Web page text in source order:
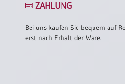
ZAHLUNG
Bei uns kaufen Sie bequem auf
erst nach Erhalt der Ware.